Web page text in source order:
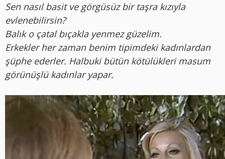
Sen nasıl basit ve görgüsüz bir taşra kızıyla
evlenebilirsin?
Balık o çatal bıçakla yenmez güzelim.
Erkekler her zaman benim tipimdeki kadınlardan
şüphe ederler. Halbuki bütün kötülükleri masum
görünüşlü kadınlar yapar.